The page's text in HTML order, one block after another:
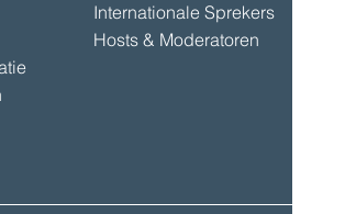
Internationale Sprekers
Hosts & Moderatoren